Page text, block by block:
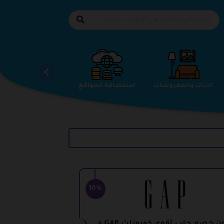
استضافة المواقع الاثاث والمفروشات الاحذية
10%